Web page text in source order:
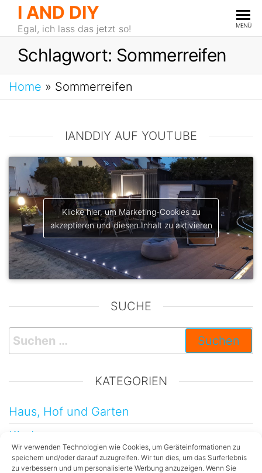
Wir verwenden Technologien wie Cookies, um Geräteinformationen zu
speichern und/oder darauf zuzugreifen. Wir tun dies, um das Surferlebnis
zu verbessern und um personalisierte Werbung anzuzeigen. Wenn Sie
I AND DIY
Egal, ich lass das jetzt so! MENÜ
Schlagwort: Sommerreifen
Home » Sommerreifen
IANDDIY AUF YOUTUBE
Klicke hier, um Marketing-Cookies zu
akzeptieren und diesen Inhalt zu aktivieren
SUCHE
KATEGORIEN
Haus, Hof und Garten
Kinder
Testberichte